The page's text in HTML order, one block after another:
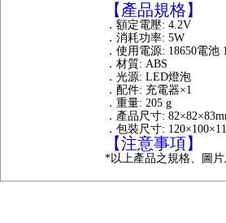
【產品規格】
．額定電壓: 4.2V
．消耗功率: 5W
．使用電源: 18650電池
．材質: ABS
．光源: LED燈泡
．配件: 充電器×1
．重量: 205 g
．產品尺寸:
．包裝尺寸:
【注意事項】
*以上產品之規格、圖